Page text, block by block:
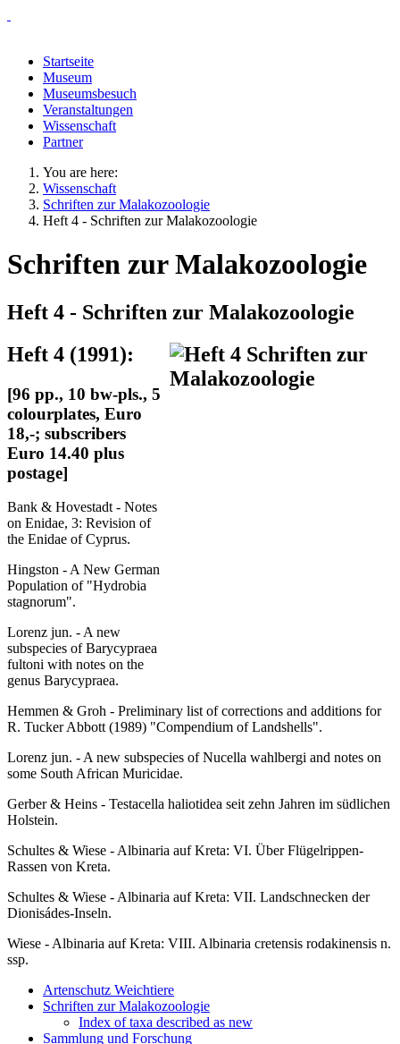
Startseite
Museum
Museumsbesuch
Veranstaltungen
Wissenschaft
Partner
You are here:
Wissenschaft
Schriften zur Malakozoologie
Heft 4 - Schriften zur Malakozoologie
Schriften zur Malakozoologie
Heft 4 - Schriften zur Malakozoologie
Heft 4 (1991):
[96 pp., 10 bw-pls., 5
colourplates, Euro
18,-; subscribers
Euro 14.40 plus
postage]
Bank & Hovestadt - Notes
on Enidae, 3: Revision of
the Enidae of Cyprus.
Hingston - A New German
Population of "Hydrobia
stagnorum".
Lorenz jun. - A new
subspecies of Barycypraea
fultoni with notes on the
genus Barycypraea.
Hemmen & Groh - Preliminary list of corrections and additions for
R. Tucker Abbott (1989) "Compendium of Landshells".
Lorenz jun. - A new subspecies of Nucella wahlbergi and notes on
some South African Muricidae.
Gerber & Heins - Testacella haliotidea seit zehn Jahren im südlichen
Holstein.
Schultes & Wiese - Albinaria auf Kreta: VI. Über Flügelrippen-
Rassen von Kreta.
Schultes & Wiese - Albinaria auf Kreta: VII. Landschnecken der
Dionisádes-Inseln.
Wiese - Albinaria auf Kreta: VIII. Albinaria cretensis rodakinensis n.
ssp.
Artenschutz Weichtiere
Schriften zur Malakozoologie
Index of taxa described as new
Sammlung und Forschung